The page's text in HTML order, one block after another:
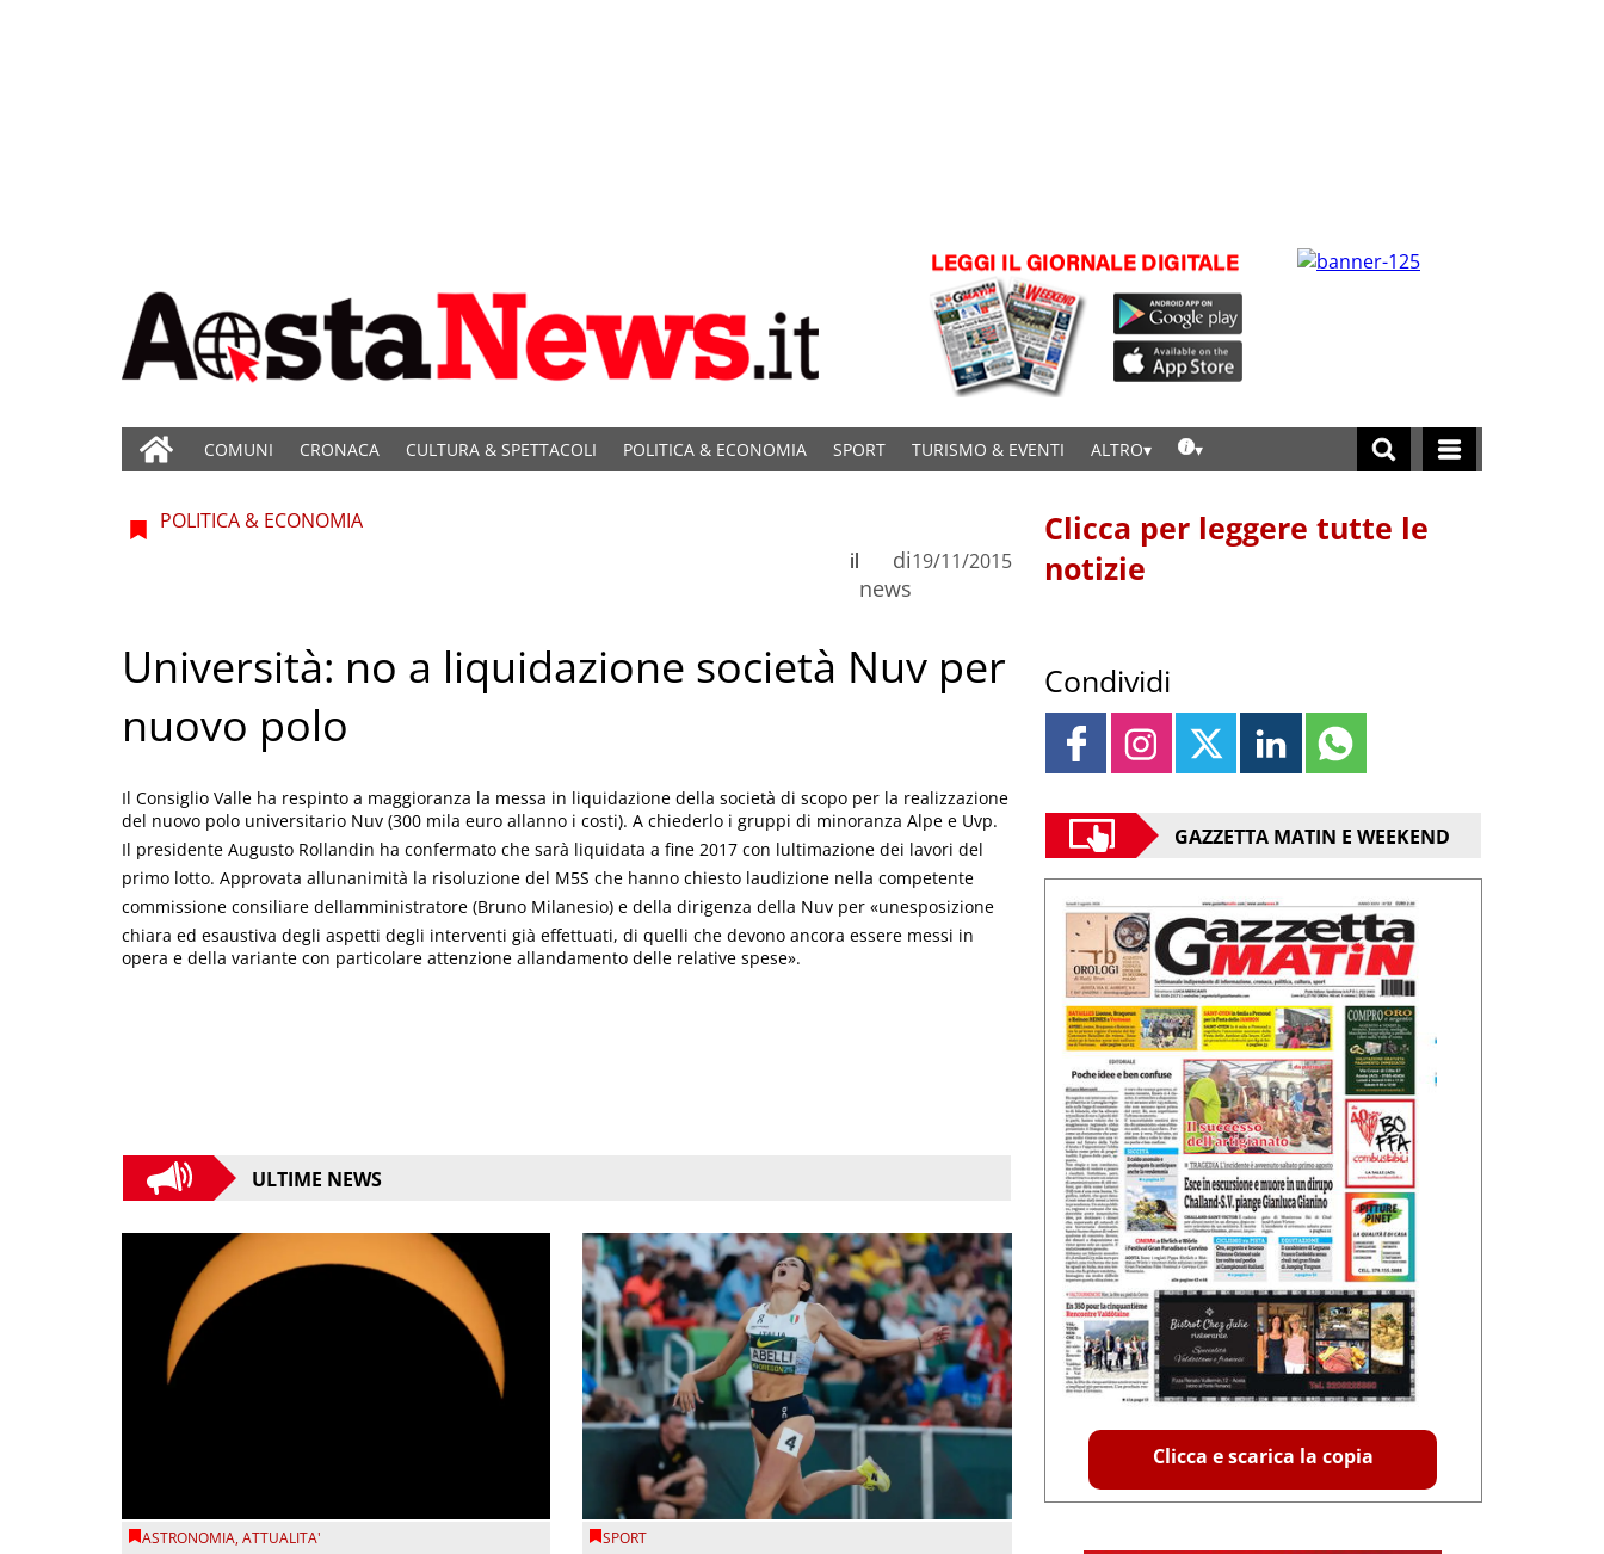
COMUNI CRONACA CULTURA & SPETTACOLI POLITICA & ECONOMIA SPORT TURISMO & EVENTI ALTRO
POLITICA & ECONOMIA
di
news
il 19/11/2015
Università: no a liquidazione società Nuv per
nuovo polo
Il Consiglio Valle ha respinto a maggioranza la messa in liquidazione della società di scopo per la realizzazione
del nuovo polo universitario Nuv (300 mila euro allanno i costi). A chiederlo i gruppi di minoranza Alpe e Uvp.
Il presidente Augusto Rollandin ha confermato che sarà liquidata a fine 2017 con lultimazione dei lavori del
primo lotto. Approvata allunanimità la risoluzione del M5S che hanno chiesto laudizione nella competente
commissione consiliare dellamministratore (Bruno Milanesio) e della dirigenza della Nuv per «unesposizione
chiara ed esaustiva degli aspetti degli interventi già effettuati, di quelli che devono ancora essere messi in
opera e della variante con particolare attenzione allandamento delle relative spese».
ULTIME NEWS
ASTRONOMIA,ATTUALITA' SPORT
Clicca per leggere tutte le
notizie
Condividi
GAZZETTA MATIN E WEEKEND
Clicca e scarica la copia